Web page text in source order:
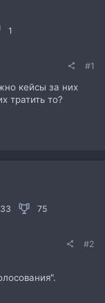
1
#1
кейсы за них
тратить то?
75
#2